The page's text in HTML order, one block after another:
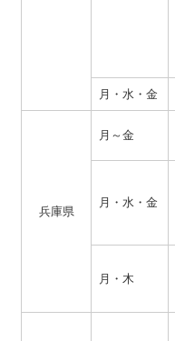
月・水・金
兵庫県
月～金
月・水・金
月・木